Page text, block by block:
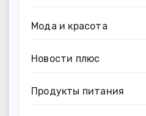
Мода и красота
Новости плюс
Продукты питания